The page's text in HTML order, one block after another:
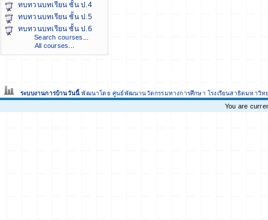
ทบทวนบทเรียน ชั้น ป.4
ทบทวนบทเรียน ชั้น ป.5
ทบทวนบทเรียน ชั้น ป.6
Search courses
All courses
ระบบงานการบ้านวันนี้ พัฒนาโดย ศูนย์พัฒนานวัตกรรมทางการศึกษา โรงเรียนสาธิตมหาวิ
You are